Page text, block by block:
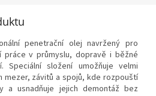
penetrační olej navržený pro
práce v průmyslu, dopravě i běžné
Speciální složení umožňuje velmi
mezer, závitů a spojů, kde rozpouští
a usnadňuje jejich demontáž bez